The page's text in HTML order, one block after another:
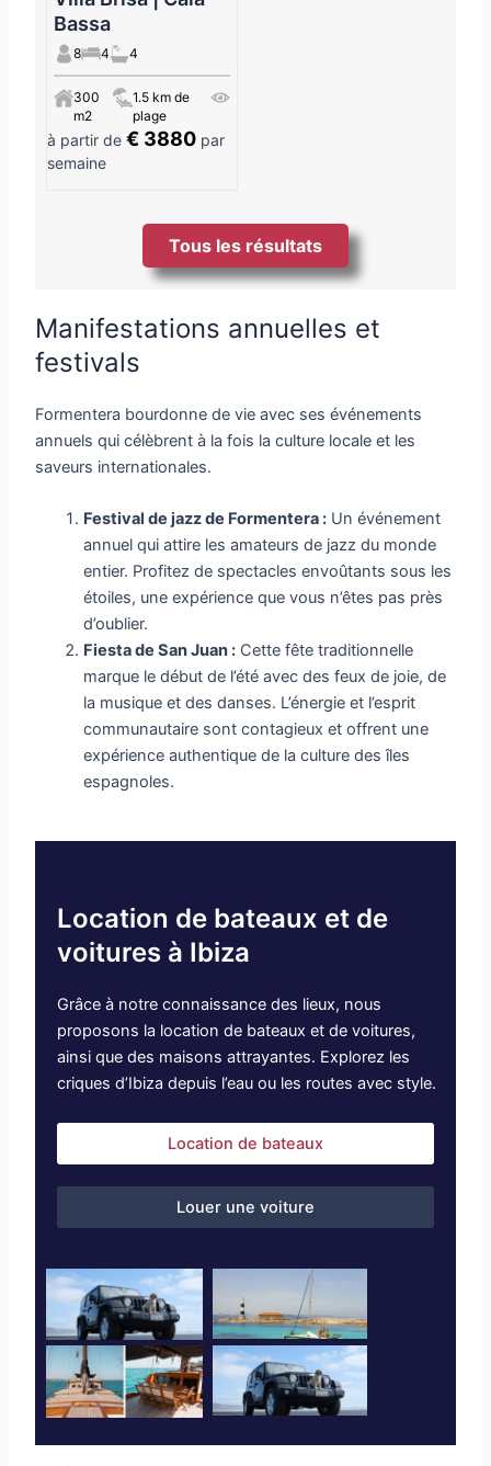
Bassa
8 4 4
300
m2
1.5 km de
plage
à partir de€ 3880 par
semaine
Tous les résultats
Manifestations annuelles et
festivals
Formentera bourdonne de vie avec ses événements
annuels qui célèbrent à la fois la culture locale et les
saveurs internationales.
Festival de jazz de Formentera : Un événement
annuel qui attire les amateurs de jazz du monde
entier. Profitez de spectacles envoûtants sous les
étoiles, une expérience que vous n’êtes pas près
d’oublier.
Fiesta de San Juan : Cette fête traditionnelle
marque le début de l’été avec des feux de joie, de
la musique et des danses. L’énergie et l’esprit
communautaire sont contagieux et offrent une
expérience authentique de la culture des îles
espagnoles.
Location de bateaux et de
voitures à Ibiza
Grâce à notre connaissance des lieux, nous
proposons la location de bateaux et de voitures,
ainsi que des maisons attrayantes. Explorez les
criques d’Ibiza depuis l’eau ou les routes avec style.
Location de bateaux
Louer une voiture